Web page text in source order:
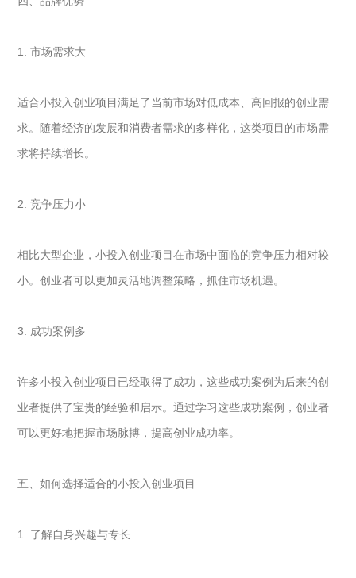
1. 市场需求大
适合小投入创业项目满足了当前市场对低成本、高回报的创业需
求。随着经济的发展和消费者需求的多样化，这类项目的市场需
求将持续增长。
2. 竞争压力小
相比大型企业，小投入创业项目在市场中面临的竞争压力相对较
小。创业者可以更加灵活地调整策略，抓住市场机遇。
3. 成功案例多
许多小投入创业项目已经取得了成功，这些成功案例为后来的创
业者提供了宝贵的经验和启示。通过学习这些成功案例，创业者
可以更好地把握市场脉搏，提高创业成功率。
五、如何选择适合的小投入创业项目
1. 了解自身兴趣与专长